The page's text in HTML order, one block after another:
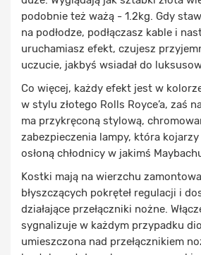
podobnie też ważą - 1.2kg. Gdy
na podłodze, podłączasz kable i
uruchamiasz efekt, czujesz
uczucie, jakbyś wsiadał do
Co więcej, każdy efekt jest w
w stylu złotego Rolls Royce’a, zaś
ma przykręconą stylową,
zabezpieczenia lampy, która
osłoną chłodnicy w jakimś
Kostki mają na wierzchu
błyszczących pokręteł regulacji i
działające przełączniki nożne.
sygnalizuje w każdym przypadku
umieszczona nad przełącznikiem